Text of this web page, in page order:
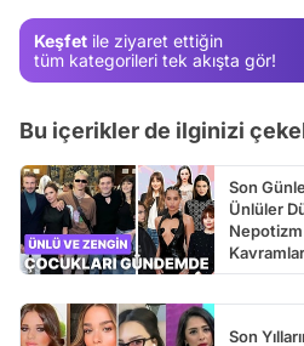
Keşfet ile ziyaret ettiğin
tüm kategorileri tek akışta gör!
Bu içerikler de ilginizi
Son
Ünlüler
Son